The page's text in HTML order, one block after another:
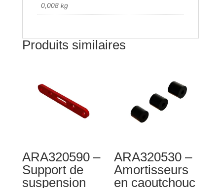
0,008 kg
Produits similaires
ARA320590 –
Support de
suspension
ARA320530 –
Amortisseurs
en caoutchouc